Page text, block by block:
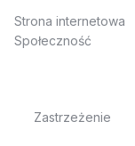
Strona internetowa
Społeczność
Zastrzeżenie